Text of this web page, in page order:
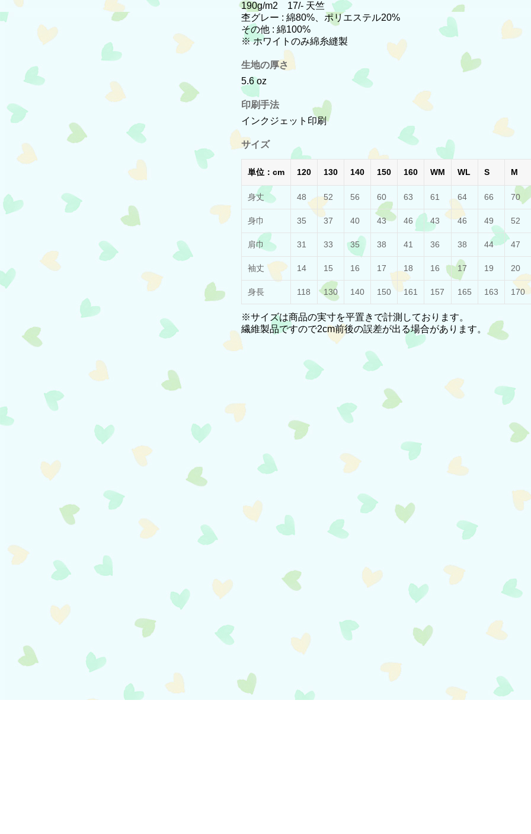
190g/m2 17/- 天竺
杢グレー : 綿80%、ポリエステル20%
その他 : 綿100%
※ ホワイトのみ綿糸縫製
生地の厚さ
5.6 oz
印刷手法
インクジェット印刷
サイズ
単位：cm 120 130 140 150 160 WM WL S M
身丈 48 52 56 60 63 61 64 66 70
身巾 35 37 40 43 46 43 46 49 52
肩巾 31 33 35 38 41 36 38 44 47
袖丈 14 15 16 17 18 16 17 19 20
身長 118 130 140 150 161 157 165 163 170
※サイズは商品の実寸を平置きで計測しております。
繊維製品ですので2cm前後の誤差が出る場合があります。